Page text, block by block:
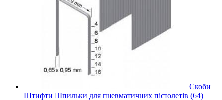
Скоби
Штифти Шпильки для пневматичних пістолетів (64)